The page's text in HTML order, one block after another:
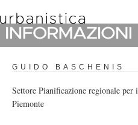
GUIDO BASCHENIS
Settore Pianificazione regionale
Piemonte